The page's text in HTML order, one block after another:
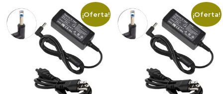
¡Oferta! ¡Oferta!